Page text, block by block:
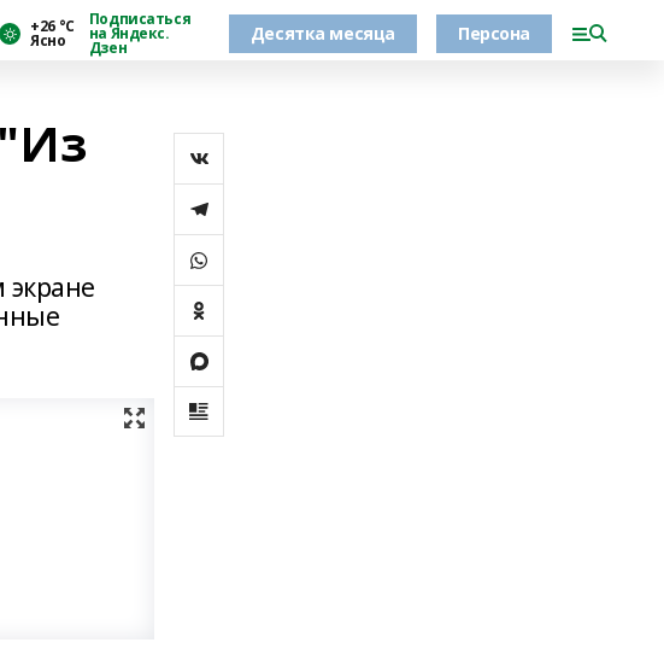
+26 °С
Ясно
Подписаться
на Яндекс.
Дзен
Десятка месяца Персона